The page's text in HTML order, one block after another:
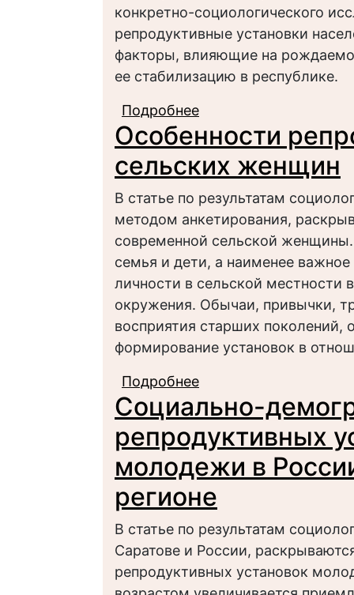
конкретно-социологического
репродуктивные установки
факторы, влияющие на
ее стабилизацию в республике.
Подробнее
перспективы
Особенности
сельских женщин
В статье по результатам
методом анкетирования,
современной сельской
семья и дети, а наименее
личности в сельской местности
окружения. Обычаи, привычки,
восприятия старших поколений,
формирование установок в
Подробнее
Социально-
репродуктивных
молодежи в
регионе
В статье по результатам
Саратове и России,
репродуктивных установок